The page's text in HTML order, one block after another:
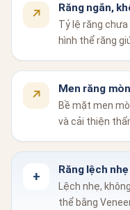
↗ Răng ngắn,
Tỷ lệ răng chưa
hình thể răng
↗ Men răng
Bề mặt men
và cải thiện
+ Răng lệch nhẹ
Lệch nhẹ,
thể bằng